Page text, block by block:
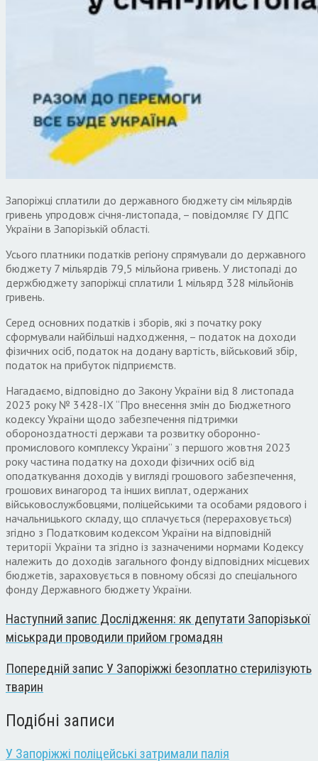
Запоріжці сплатили до державного бюджету сім мільярдів
гривень упродовж січня-листопада, – повідомляє ГУ ДПС
України в Запорізькій області.
Усього платники податків регіону спрямували до державного
бюджету 7 мільярдів 79,5 мільйона гривень. У листопаді до
держбюджету запоріжці сплатили 1 мільярд 328 мільйонів
гривень.
Серед основних податків і зборів, які з початку року
сформували найбільші надходження, – податок на доходи
фізичних осіб, податок на додану вартість, військовий збір,
податок на прибуток підприємств.
Нагадаємо, відповідно до Закону України від 8 листопада
2023 року № 3428-ІХ “Про внесення змін до Бюджетного
кодексу України щодо забезпечення підтримки
обороноздатності держави та розвитку оборонно-
промислового комплексу України” з першого жовтня 2023
року частина податку на доходи фізичних осіб від
оподаткування доходів у вигляді грошового забезпечення,
грошових винагород та інших виплат, одержаних
військовослужбовцями, поліцейськими та особами рядового і
начальницького складу, що сплачується (перераховується)
згідно з Податковим кодексом України на відповідній
території України та згідно із зазначеними нормами Кодексу
належить до доходів загального фонду відповідних місцевих
бюджетів, зараховується в повному обсязі до спеціального
фонду Державного бюджету України.
Наступний запис Дослідження: як депутати Запорізької
міськради проводили прийом громадян
Попередній запис У Запоріжжі безоплатно стерилізують
тварин
Подібні записи
У Запоріжжі поліцейські затримали палія